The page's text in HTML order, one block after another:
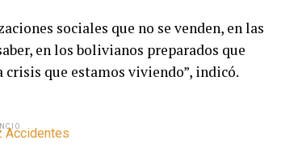
sociales que no se venden, en las
en los bolivianos preparados que
que estamos viviendo”, indicó.